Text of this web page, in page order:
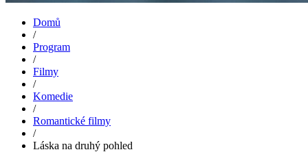
Domů
/
Program
/
Filmy
/
Komedie
/
Romantické filmy
/
Láska na druhý pohled